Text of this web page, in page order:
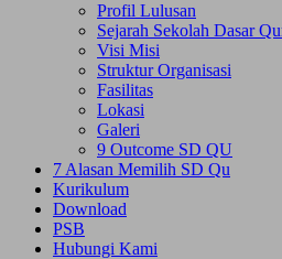
Profil Lulusan
Sejarah Sekolah Dasar
Visi Misi
Struktur Organisasi
Fasilitas
Lokasi
Galeri
9 Outcome SD QU
7 Alasan Memilih SD Qu
Kurikulum
Download
PSB
Hubungi Kami